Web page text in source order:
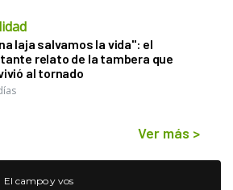
laja salvamos la vida": el
relato de la tambera que
al tornado
Ver más >
El campo y vos